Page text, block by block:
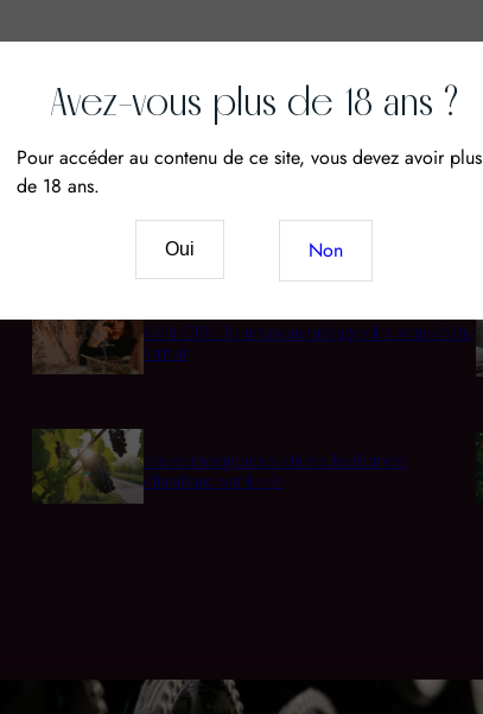
Vin & CBD : Le nouveau mariage des sens et du
terroir
Les conséquences du réchauffement
climatique sur le vin
Avez-vous plus de 18 ans ?
Pour accéder au contenu de ce site, vous devez avoir plus
de 18 ans.
Oui Non